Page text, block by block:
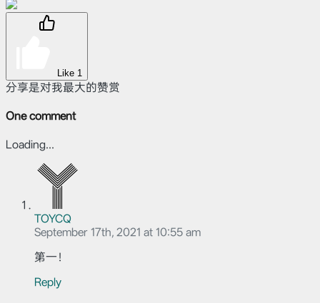
Like 1
分享是对我最大的赞赏
One comment
Loading...
TOYCQ
September 17th, 2021 at 10:55 am
第一！
Reply